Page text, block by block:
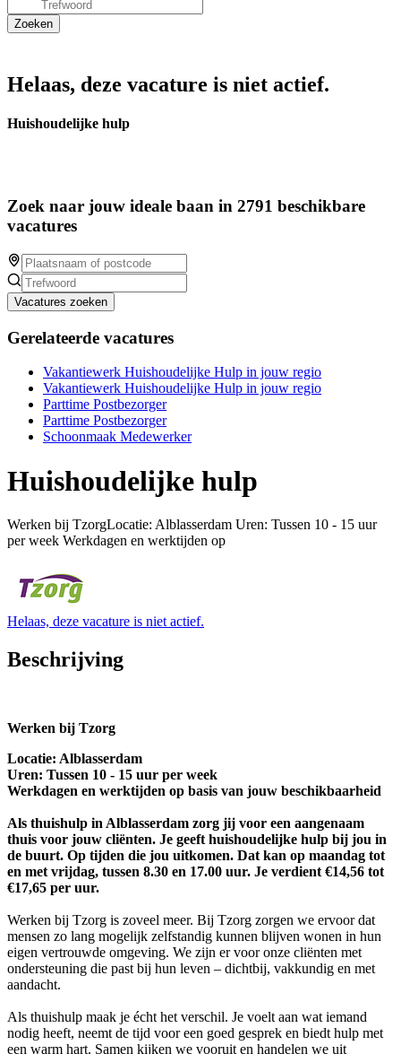
Helaas, deze vacature is niet actief.
Huishoudelijke hulp
Zoek naar jouw ideale baan in 2791 beschikbare
vacatures
Vacatures zoeken
Gerelateerde vacatures
Vakantiewerk Huishoudelijke Hulp in jouw regio
Vakantiewerk Huishoudelijke Hulp in jouw regio
Parttime Postbezorger
Parttime Postbezorger
Schoonmaak Medewerker
Huishoudelijke hulp
Werken bij TzorgLocatie: Alblasserdam Uren: Tussen 10 - 15 uur
per week Werkdagen en werktijden op
Helaas, deze vacature is niet actief.
Beschrijving
Werken bij Tzorg
Locatie: Alblasserdam
Uren: Tussen 10 - 15 uur per week
Werkdagen en werktijden op basis van jouw beschikbaarheid
Als thuishulp in Alblasserdam zorg jij voor een aangenaam
thuis voor jouw cliënten. Je geeft huishoudelijke hulp bij jou in
de buurt. Op tijden die jou uitkomen. Dat kan op maandag tot
en met vrijdag, tussen 8.30 en 17.00 uur. Je verdient €14,56 tot
€17,65 per uur.
Werken bij Tzorg is zoveel meer. Bij Tzorg zorgen we ervoor dat
mensen zo lang mogelijk zelfstandig kunnen blijven wonen in hun
eigen vertrouwde omgeving. We zijn er voor onze cliënten met
ondersteuning die past bij hun leven – dichtbij, vakkundig en met
aandacht.
Als thuishulp maak je écht het verschil. Je voelt aan wat iemand
nodig heeft, neemt de tijd voor een goed gesprek en biedt hulp met
een warm hart. Samen kijken we vooruit en handelen we uit